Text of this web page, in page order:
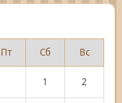
Пт Сб Вс
1 2